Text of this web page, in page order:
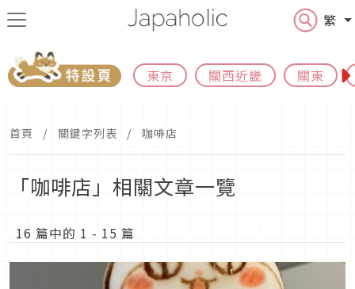
繁
東京 關西近畿 關東
首頁 關鍵字列表 咖啡店
「咖啡店」相關文章一覽
16 篇中的 1 - 15 篇